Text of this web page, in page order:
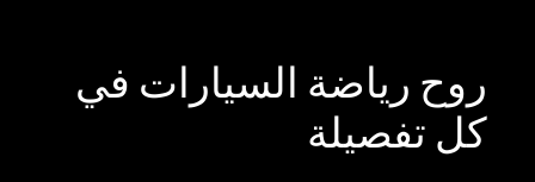
روح رياضة السيارات في
كل تفصيلة